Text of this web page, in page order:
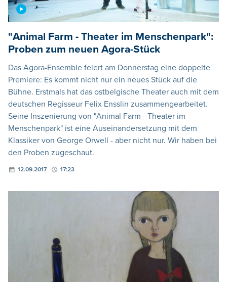
"Animal Farm - Theater im Menschenpark":
Proben zum neuen Agora-Stück
Das Agora-Ensemble feiert am Donnerstag eine doppelte
Premiere: Es kommt nicht nur ein neues Stück auf die
Bühne. Erstmals hat das ostbelgische Theater auch mit dem
deutschen Regisseur Felix Ensslin zusammengearbeitet.
Seine Inszenierung von "Animal Farm - Theater im
Menschenpark" ist eine Auseinandersetzung mit dem
Klassiker von George Orwell - aber nicht nur. Wir haben bei
den Proben zugeschaut.
12.09.2017 17:23